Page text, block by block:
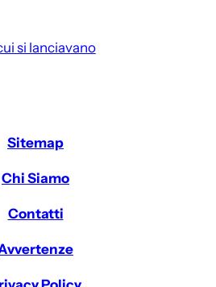
si lanciavano
Sitemap
Chi Siamo
Contatti